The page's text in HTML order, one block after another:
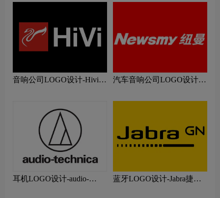
音响公司LOGO设计-Hivi惠
汽车音响公司LOGO设计-
耳机LOGO设计-audio-
蓝牙LOGO设计-Jabra捷波